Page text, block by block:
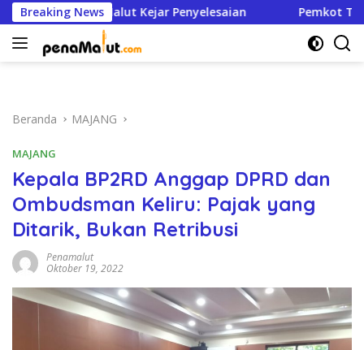
Langsung
ke
konten
Breaking News
BPJN Malut Kejar Penyelesaian Pemkot Ternate
Beranda MAJANG
MAJANG
Kepala BP2RD Anggap DPRD dan
Ombudsman Keliru: Pajak yang
Ditarik, Bukan Retribusi
Penamalut
Oktober 19, 2022